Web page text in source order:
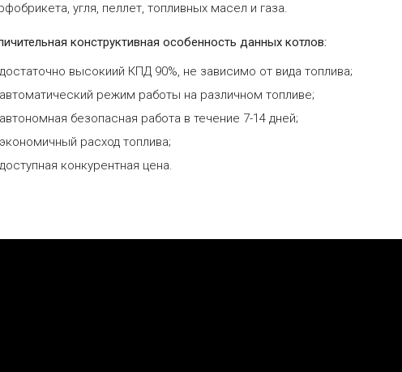
угля, пеллет, топливных масел и газа.
конструктивная особенность данных котлов:
достаточно высокиий КПД 90%, не зависимо от вида топлива;
автоматический режим работы на различном топливе;
автономная безопасная работа в течение 7-14 дней;
экономичный расход топлива;
доступная конкурентная цена.